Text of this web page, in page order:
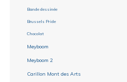
Bande dessinée
Brussels Pride
Chocolat
Meyboom
Meyboom 2
Carillon Mont des Arts